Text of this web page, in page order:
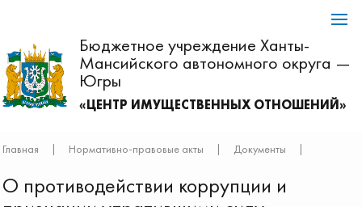
Бюджетное учреждение Ханты-
Мансийского автономного округа —
Югры
«ЦЕНТР ИМУЩЕСТВЕННЫХ ОТНОШЕНИЙ»
Главная | Нормативно-правовые акты | Документы |
О противодействии коррупции и